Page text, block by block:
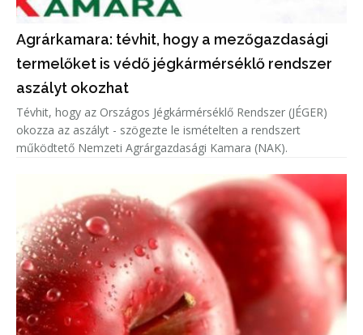
Agrárkamara: tévhit, hogy a mezőgazdasági
termelőket is védő jégkármérséklő rendszer
aszályt okozhat
Tévhit, hogy az Országos Jégkármérséklő Rendszer (JÉGER)
okozza az aszályt - szögezte le ismételten a rendszert
működtető Nemzeti Agrárgazdasági Kamara (NAK).